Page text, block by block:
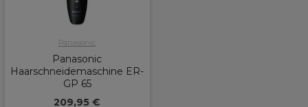
Panasonic
Panasonic
Haarschneidemaschine ER-
GP 65
209,95 €